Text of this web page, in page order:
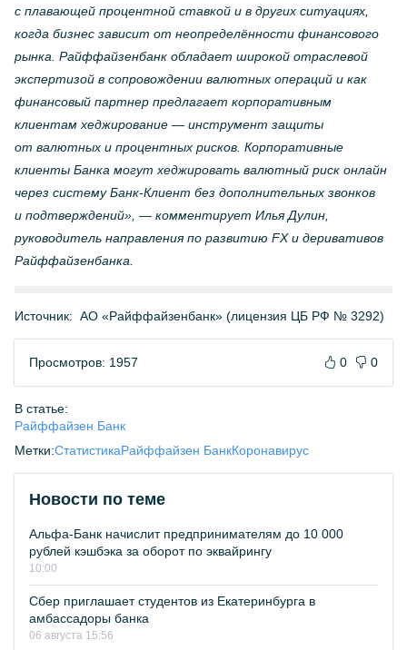
с плавающей процентной ставкой и в других ситуациях,
когда бизнес зависит от неопределённости финансового
рынка. Райффайзенбанк обладает широкой отраслевой
экспертизой в сопровождении валютных операций и как
финансовый партнер предлагает корпоративным
клиентам хеджирование — инструмент защиты
от валютных и процентных рисков. Корпоративные
клиенты Банка могут хеджировать валютный риск онлайн
через системуБанк-Клиент без дополнительных звонков
и подтверждений», — комментирует Илья Дулин,
руководитель направления по развитию FX и деривативов
Райффайзенбанка.
Источник: АО «Райффайзенбанк» (лицензия ЦБ РФ № 3292)
Просмотров: 1957 0 0
В статье:
Райффайзен Банк
Метки:СтатистикаРайффайзен БанкКоронавирус
Новости по теме
Альфа-Банк начислит предпринимателям до 10 000
рублей кэшбэка за оборот по эквайрингу
10:00
Сбер приглашает студентов из Екатеринбурга в
амбассадоры банка
06 августа 15:56